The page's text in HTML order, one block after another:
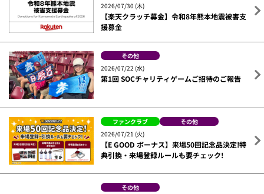
2026/07/30 (木)
【楽天クラッチ募金】令和8年熊本地震被害支
援募金
その他
2026/07/22 (水)
第1回 SOCチャリティゲームご招待のご報告
ファンクラブ
その他
2026/07/21 (火)
【E GOOD ボーナス】来場50回記念品決定!特
典引換・来場登録ルールも要チェック!
その他